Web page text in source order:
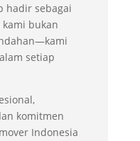
hadir sebagai
bukan
setiap
komitmen
Indonesia